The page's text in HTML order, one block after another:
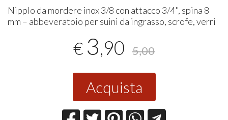
Nipplo da mordere inox 3/8 con attacco 3/4", spina 8
mm – abbeveratoio per suini da ingrasso, scrofe, verri
€ 3,90 5,00
Acquista